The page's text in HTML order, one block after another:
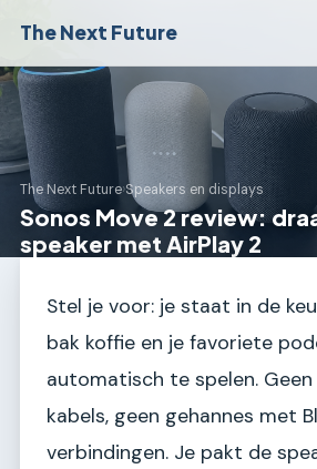
The Next Future
The Next Future›Speakers en displays
Sonos Move 2 review:
speaker met AirPlay 2
Stel je voor: je staat in de
bak koffie en je favoriete
automatisch te spelen.
kabels, geen gehannes met
verbindingen. Je pakt de